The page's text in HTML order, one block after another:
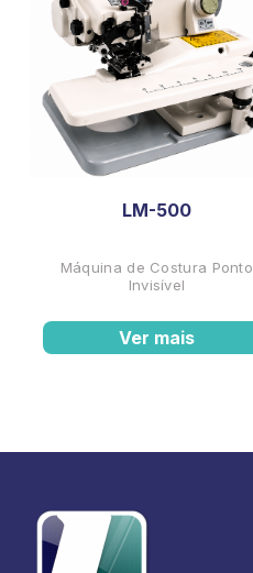
LM-500
Máquina de Costura Ponto
Invisível
Ver mais